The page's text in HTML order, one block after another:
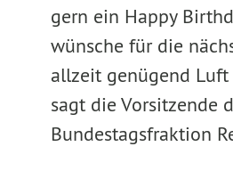
gern ein Happy
wünsche für die
allzeit genügend Luft
sagt die Vorsitzende
Bundestagsfraktion